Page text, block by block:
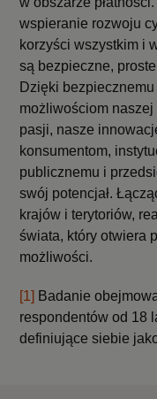
wspieranie rozwoju
korzyści wszystkim i
są bezpieczne,
Dzięki
możliwościom naszej
pasji, nasze
konsumentom,
publicznemu i
swój potencjał.
krajów i terytoriów,
świata, który otwiera
możliwości.
[1] Badanie
respondentów od 18
definiujące siebie